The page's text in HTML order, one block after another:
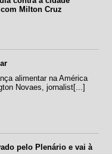
Milton Cruz
alimentar na América
Novaes, jornalist[...]
pelo Plenário e vai à